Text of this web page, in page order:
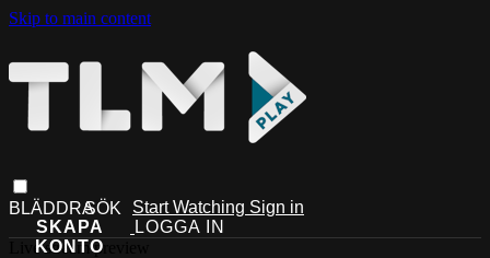
Skip to main content
Start Watching Sign in
Live stream preview